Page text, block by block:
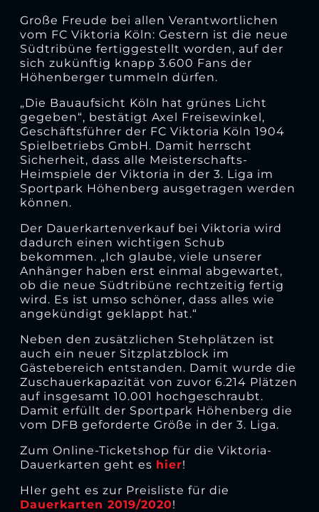
Große Freude bei allen Verantwortlichen
vom FC Viktoria Köln: Gestern ist die neue
Südtribüne fertiggestellt worden, auf der
sich zukünftig knapp 3.600 Fans der
Höhenberger tummeln dürfen.
„Die Bauaufsicht Köln hat grünes Licht
gegeben“, bestätigt Axel Freisewinkel,
Geschäftsführer der FC Viktoria Köln 1904
Spielbetriebs GmbH. Damit herrscht
Sicherheit, dass alle Meisterschafts-
Heimspiele der Viktoria in der 3. Liga im
Sportpark Höhenberg ausgetragen werden
können.
Der Dauerkartenverkauf bei Viktoria wird
dadurch einen wichtigen Schub
bekommen. „Ich glaube, viele unserer
Anhänger haben erst einmal abgewartet,
ob die neue Südtribüne rechtzeitig fertig
wird. Es ist umso schöner, dass alles wie
angekündigt geklappt hat.“
Neben den zusätzlichen Stehplätzen ist
auch ein neuer Sitzplatzblock im
Gästebereich entstanden. Damit wurde die
Zuschauerkapazität von zuvor 6.214 Plätzen
auf insgesamt 10.001 hochgeschraubt.
Damit erfüllt der Sportpark Höhenberg die
vom DFB geforderte Größe in der 3. Liga.
Zum Online-Ticketshop für die Viktoria-
Dauerkarten geht es hier!
HIer geht es zur Preisliste für die
Dauerkarten 2019/2020!